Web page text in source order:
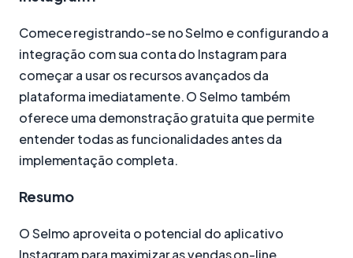
Comece registrando-se no Selmo e configurando a
integração com sua conta do Instagram para
começar a usar os recursos avançados da
plataforma imediatamente. O Selmo também
oferece uma demonstração gratuita que permite
entender todas as funcionalidades antes da
implementação completa.
Resumo
O Selmo aproveita o potencial do aplicativo
Instagram para maximizar as vendas on-line,